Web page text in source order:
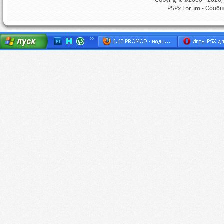
PSPx Forum -